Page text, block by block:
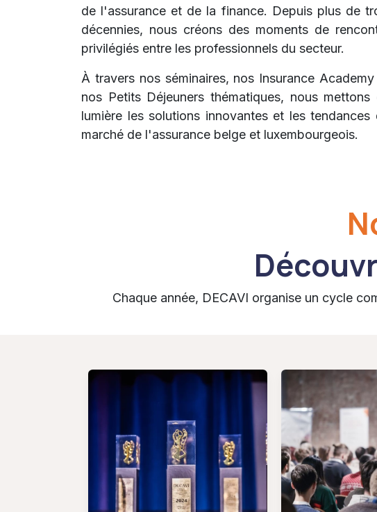
de l'assurance et de la finance. Depuis plus de
décennies, nous créons des moments de
privilégiés entre les professionnels du secteur.
À travers nos séminaires, nos Insurance
nos Petits Déjeuners thématiques, nous mettons
lumière les solutions innovantes et les tendances
marché de l'assurance belge et luxembourgeois.
Chaque année, DECAVI organise un cycle